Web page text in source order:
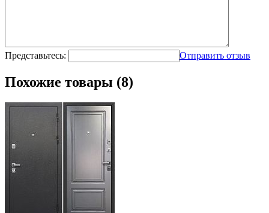
Представьтесь: Отправить отзыв
Похожие товары (8)